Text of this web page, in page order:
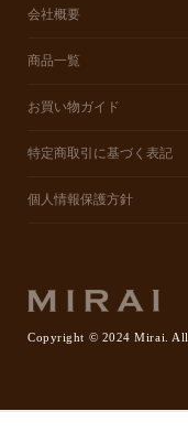
会社概要
商品一覧
お買い物ガイド
特定商取引に基づく表記
個人情報保護方針
Copyright © 2024 Mirai. All